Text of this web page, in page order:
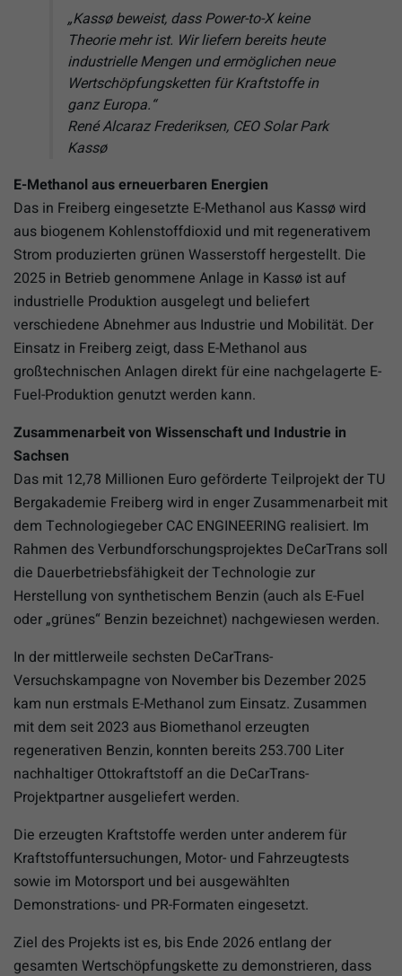
„Kassø beweist, dass Power-to-X keine
Theorie mehr ist. Wir liefern bereits heute
industrielle Mengen und ermöglichen neue
Wertschöpfungsketten für Kraftstoffe in
ganz Europa.“
René Alcaraz Frederiksen, CEO Solar Park
Kassø
E-Methanol aus erneuerbaren Energien
Das in Freiberg eingesetzte E-Methanol aus Kassø wird
aus biogenem Kohlenstoffdioxid und mit regenerativem
Strom produzierten grünen Wasserstoff hergestellt. Die
2025 in Betrieb genommene Anlage in Kassø ist auf
industrielle Produktion ausgelegt und beliefert
verschiedene Abnehmer aus Industrie und Mobilität. Der
Einsatz in Freiberg zeigt, dass E-Methanol aus
großtechnischen Anlagen direkt für eine nachgelagerte E-
Fuel-Produktion genutzt werden kann.
Zusammenarbeit von Wissenschaft und Industrie in
Sachsen
Das mit 12,78 Millionen Euro geförderte Teilprojekt der TU
Bergakademie Freiberg wird in enger Zusammenarbeit mit
dem Technologiegeber CAC ENGINEERING realisiert. Im
Rahmen des Verbundforschungsprojektes DeCarTrans soll
die Dauerbetriebsfähigkeit der Technologie zur
Herstellung von synthetischem Benzin (auch als E-Fuel
oder „grünes“ Benzin bezeichnet) nachgewiesen werden.
In der mittlerweile sechsten DeCarTrans-
Versuchskampagne von November bis Dezember 2025
kam nun erstmals E-Methanol zum Einsatz. Zusammen
mit dem seit 2023 aus Biomethanol erzeugten
regenerativen Benzin, konnten bereits 253.700 Liter
nachhaltiger Ottokraftstoff an die DeCarTrans-
Projektpartner ausgeliefert werden.
Die erzeugten Kraftstoffe werden unter anderem für
Kraftstoffuntersuchungen, Motor- und Fahrzeugtests
sowie im Motorsport und bei ausgewählten
Demonstrations- und PR-Formaten eingesetzt.
Ziel des Projekts ist es, bis Ende 2026 entlang der
gesamten Wertschöpfungskette zu demonstrieren, dass